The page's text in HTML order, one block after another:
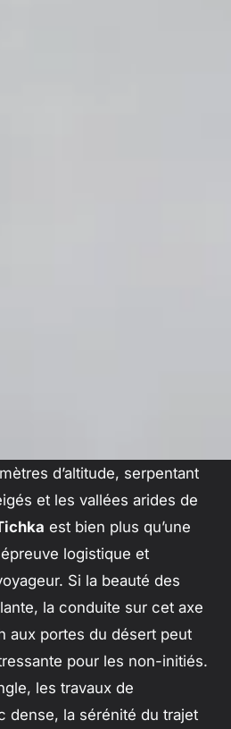
d’altitude, serpentant
et les vallées arides de
est bien plus qu’une
logistique et
Si la beauté des
la conduite sur cet axe
aux portes du désert peut
pour les non-initiés.
les travaux de
dense, la sérénité du trajet